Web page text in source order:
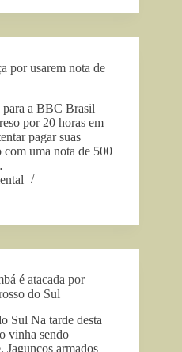
por usarem nota de
para a BBC Brasil
por 20 horas em
pagar suas
com uma nota de 500
é atacada por
do Sul
Sul Na tarde desta
vinha sendo
Jagunços armados